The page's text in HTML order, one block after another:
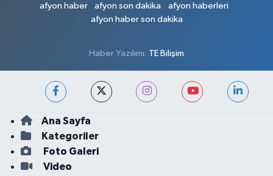
afyon haber
afyon son dakika
afyon haberleri
afyon haber son dakika
Haber Yazılımı: TE Bilişim
Ana Sayfa
Kategoriler
Foto Galeri
Video